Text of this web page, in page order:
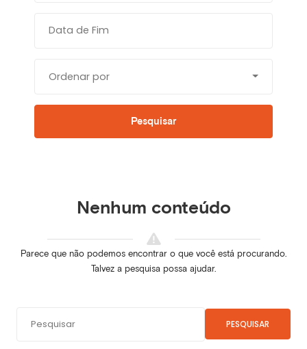
Nenhum conteúdo
Parece que não podemos encontrar o que você está procurando.
Talvez a pesquisa possa ajudar.
PESQUISAR
Ordenar por
Pesquisar